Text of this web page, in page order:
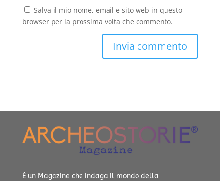
Salva il mio nome, email e sito web in questo
browser per la prossima volta che commento.
È un Magazine che indaga il mondo della